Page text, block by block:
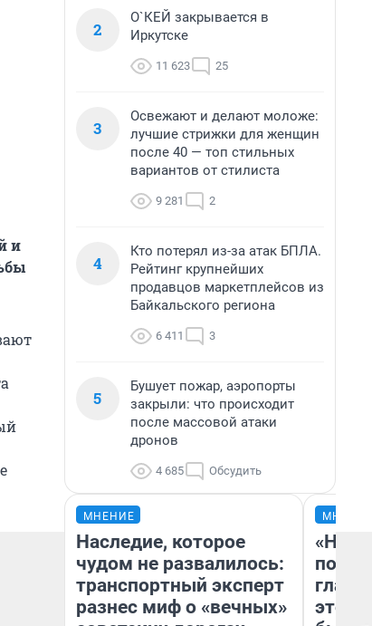
и
2
О`КЕЙ закрывается в
Иркутске
11 623 25
3
Освежают и делают моложе:
лучшие стрижки для женщин
после 40 — топ стильных
вариантов от стилиста
9 281 2
4
Кто потерял из-за атак БПЛА.
Рейтинг крупнейших
продавцов маркетплейсов из
Байкальского региона
6 411 3
5
Бушует пожар, аэропорты
закрыли: что происходит
после массовой атаки
дронов
4 685 Обсудить
МНЕНИЕ
Наследие, которое
чудом не развалилось:
транспортный эксперт
разнес миф о «вечных»
этого